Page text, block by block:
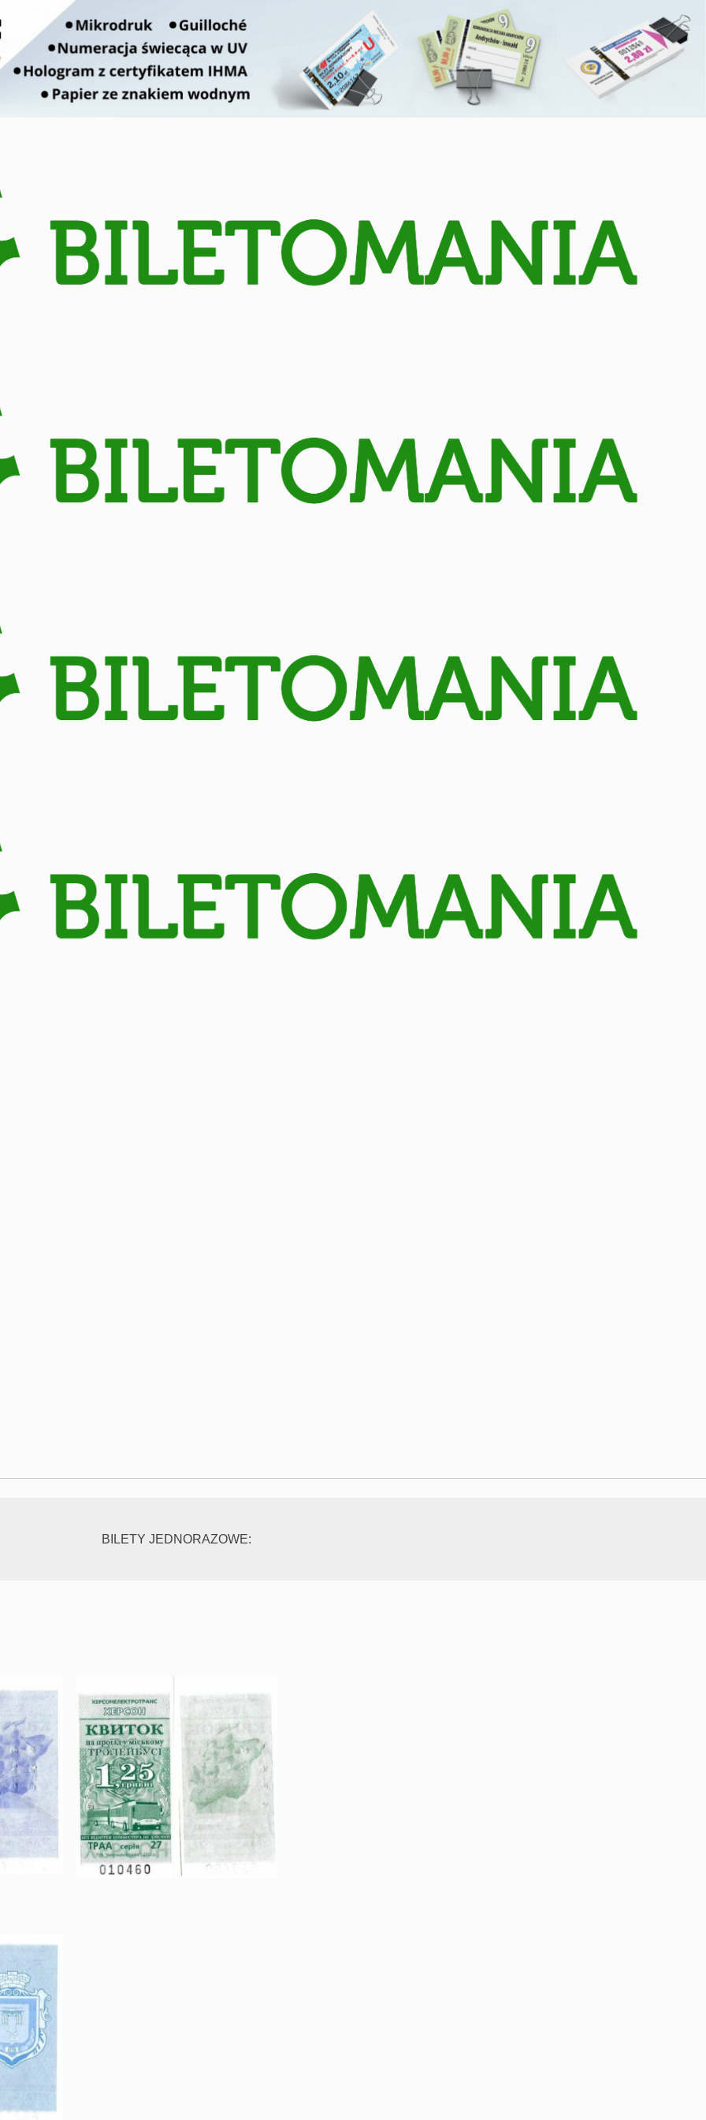
BILETY JEDNORAZOWE: